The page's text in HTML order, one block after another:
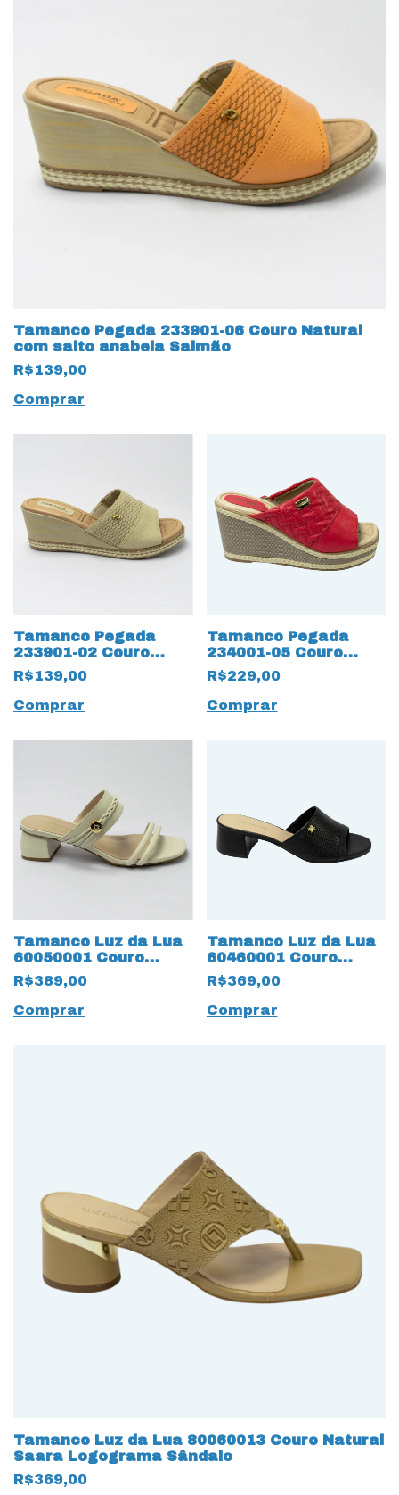
Tamanco Pegada 233901-06 Couro Natural
com salto anabela Salmão
R$139,00
Comprar
Tamanco Pegada
233901-02 Couro
Natural com Salto
anabela Creme
R$139,00
Comprar
Tamanco Pegada
234001-05 Couro
Natural Burnished
Magenta Vermelho
R$229,00
Comprar
Tamanco Luz da Lua
60050001 Couro
Natural Saara Panna
Gelo
R$389,00
Comprar
Tamanco Luz da Lua
60460001 Couro
Natural Saara
Tramado Preto
R$369,00
Comprar
Tamanco Luz da Lua 80060013 Couro Natural
Saara Logograma Sândalo
R$369,00